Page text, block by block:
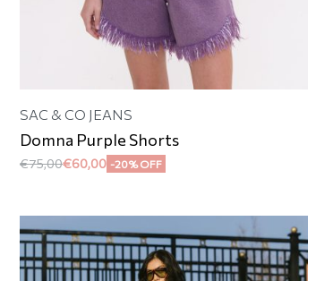
SAC & CO JEANS
Domna Purple Shorts
€75,00€60,00 -20% OFF